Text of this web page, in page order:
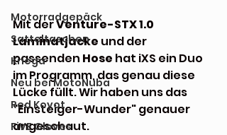
Motorradgepäck
Satteltaschen
Kriega
Neu bei MotoNuba
Red Koyot
FiVE Gloves
Mit der Venture-STX 1.0
Laminatjacke und der
passenden Hose hat iXS ein Duo
im Programm, das genau diese
Lücke füllt. Wir haben uns das
"Einsteiger-Wunder" genauer
angeschaut.